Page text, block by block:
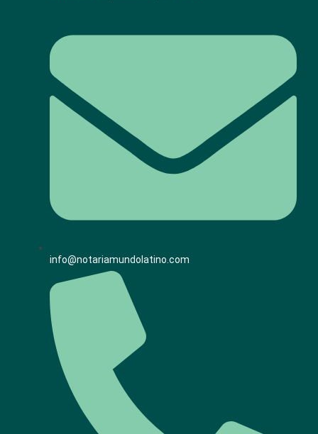
info@notariamundolatino.com